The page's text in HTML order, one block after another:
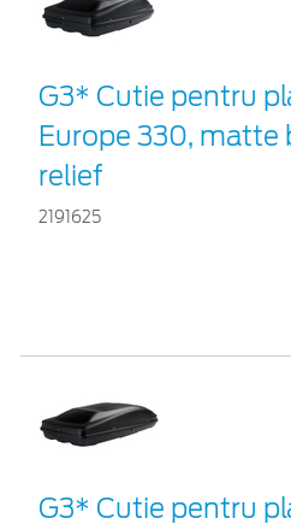
G3* Cutie pentru
Europe 330, matte
relief
2191625
G3* Cutie pentru